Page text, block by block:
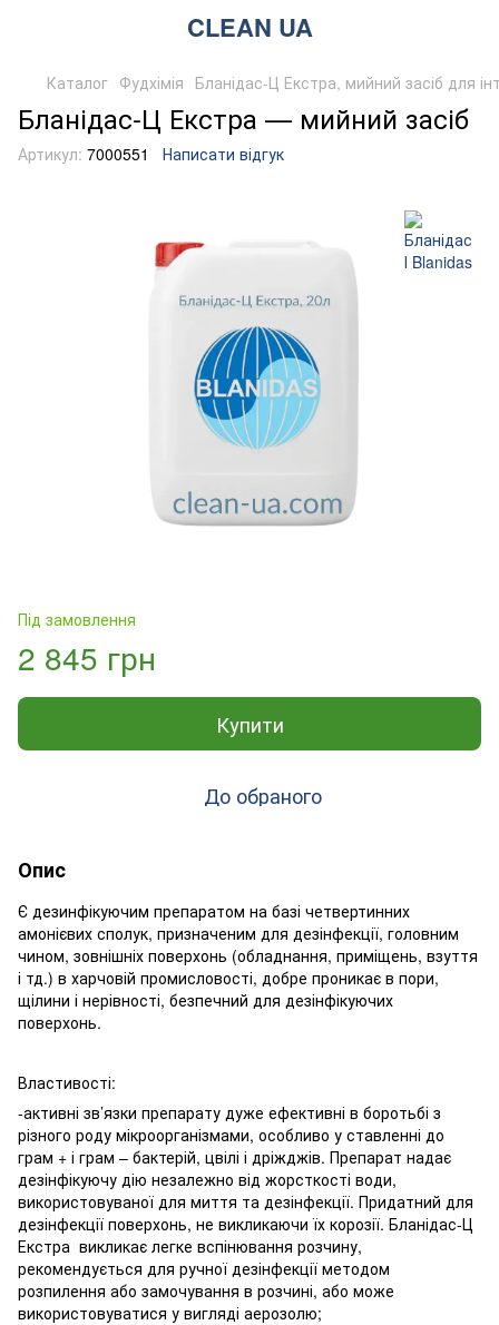
CLEAN UA
Каталог Фудхімія Бланідас-Ц Екстра, мийний засіб для
Бланідас-Ц Екстра — мийний засіб
Артикул: 7000551 Написати відгук
Під замовлення
2 845 грн
Купити
До обраного
Опис
Є дезинфікуючим препаратом на базі четвертинних
амонієвих сполук, призначеним для дезінфекції, головним
чином, зовнішніх поверхонь (обладнання, приміщень, взуття
і тд.) в харчовій промисловості, добре проникає в пори,
щілини і нерівності, безпечний для дезінфікуючих
поверхонь.
Властивості:
-активні зв’язки препарату дуже ефективні в боротьбі з
різного роду мікроорганізмами, особливо у ставленні до
грам + і грам – бактерій, цвілі і дріжджів. Препарат надає
дезінфікуючу дію незалежно від жорсткості води,
використовуваної для миття та дезінфекції. Придатний для
дезінфекції поверхонь, не викликаючи їх корозії. Бланідас-Ц
Екстра викликає легке вспінювання розчину,
рекомендується для ручної дезінфекції методом
розпилення або замочування в розчині, або може
використовуватися у вигляді аерозолю;